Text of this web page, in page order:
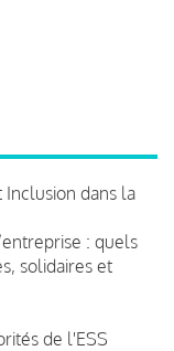
dans la
: quels
solidaires et
de l'ESS